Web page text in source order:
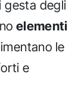
gesta degli
elementi
le
e